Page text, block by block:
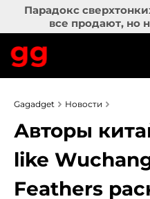
Парадокс
все продают, но
Gagadget Новости
Авторы
like
Feathers